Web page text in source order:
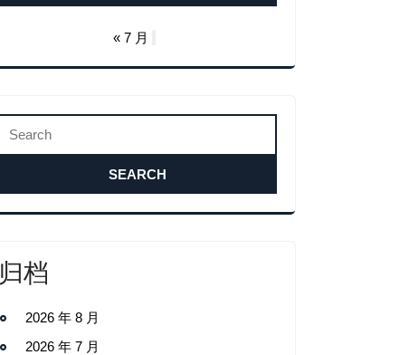
« 7 月
归档
2026 年 8 月
2026 年 7 月